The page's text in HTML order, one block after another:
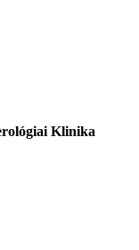
Klinika